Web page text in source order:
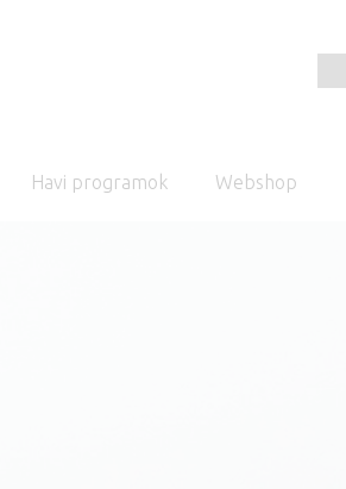
Havi programok Webshop